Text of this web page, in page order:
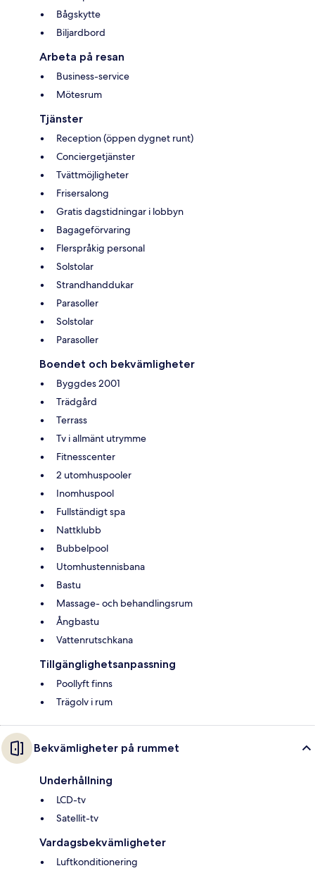
Bågskytte
Biljardbord
Arbeta på resan
Business-service
Mötesrum
Tjänster
Reception (öppen dygnet runt)
Conciergetjänster
Tvättmöjligheter
Frisersalong
Gratis dagstidningar i lobbyn
Bagageförvaring
Flerspråkig personal
Solstolar
Strandhanddukar
Parasoller
Solstolar
Parasoller
Boendet och bekvämligheter
Byggdes 2001
Trädgård
Terrass
Tv i allmänt utrymme
Fitnesscenter
2 utomhuspooler
Inomhuspool
Fullständigt spa
Nattklubb
Bubbelpool
Utomhustennisbana
Bastu
Massage- och behandlingsrum
Ångbastu
Vattenrutschkana
Tillgänglighetsanpassning
Poollyft finns
Trägolv i rum
Bekvämligheter på rummet
Underhållning
LCD-tv
Satellit-tv
Vardagsbekvämligheter
Luftkonditionering